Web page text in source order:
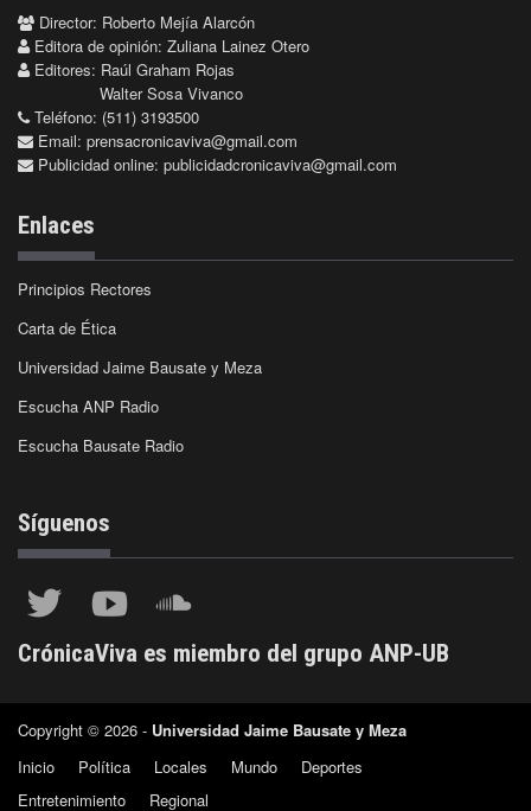
Director: Roberto Mejía Alarcón
Editora de opinión: Zuliana Lainez Otero
Editores: Raúl Graham Rojas
Walter Sosa Vivanco
Teléfono: (511) 3193500
Email: prensacronicaviva@gmail.com
Publicidad online: publicidadcronicaviva@gmail.com
Enlaces
Principios Rectores
Carta de Ética
Universidad Jaime Bausate y Meza
Escucha ANP Radio
Escucha Bausate Radio
Síguenos
CrónicaViva es miembro del grupo ANP-UB
Copyright © 2026 - Universidad Jaime Bausate y Meza
Inicio
Política Locales Mundo
Deportes
Entretenimiento
Regional